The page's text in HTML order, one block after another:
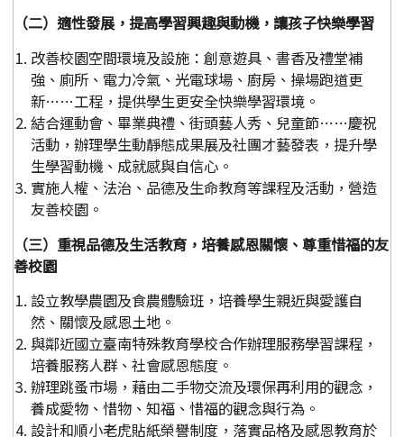
（二）適性發展，提高學習興趣與動機，讓孩子快樂學習
改善校園空間環境及設施：創意遊具、書香及禮堂補
強、廁所、電力冷氣、光電球場、廚房、操場跑道更
新……工程，提供學生更安全快樂學習環境。
結合運動會、畢業典禮、街頭藝人秀、兒童節……慶祝
活動，辦理學生動靜態成果展及社團才藝發表，提升學
生學習動機、成就感與自信心。
實施人權、法治、品德及生命教育等課程及活動，營造
友善校園。
（三）重視品德及生活教育，培養感恩關懷、尊重惜福的友
善校園
設立教學農園及食農體驗班，培養學生親近與愛護自
然、關懷及感恩土地。
與鄰近國立臺南特殊教育學校合作辦理服務學習課程，
培養服務人群、社會感恩態度。
辦理跳蚤市場，藉由二手物交流及環保再利用的觀念，
養成愛物、惜物、知福、惜福的觀念與行為。
設計和順小老虎貼紙榮譽制度，落實品格及感恩教育於